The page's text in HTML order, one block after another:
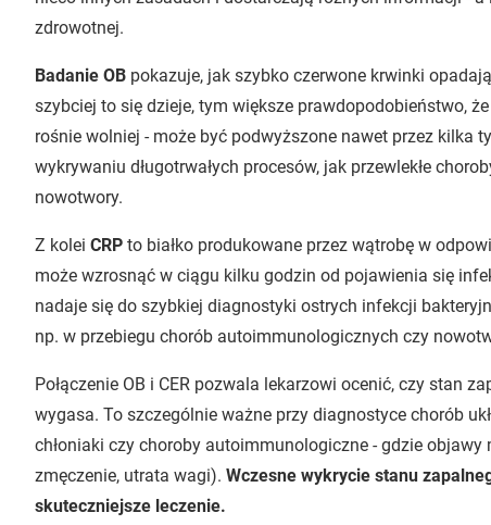
zdrowotnej.
Badanie OB pokazuje, jak szybko czerwone krwinki
szybciej to się dzieje, tym większe prawdopodobieństwo,
rośnie wolniej - może być podwyższone nawet przez kilka
wykrywaniu długotrwałych procesów, jak przewlekłe
nowotwory.
Z kolei CRP to białko produkowane przez wątrobę w
może wzrosnąć w ciągu kilku godzin od pojawienia się
nadaje się do szybkiej diagnostyki ostrych infekcji
np. w przebiegu chorób autoimmunologicznych czy
Połączenie OB i CER pozwala lekarzowi ocenić, czy stan
wygasa. To szczególnie ważne przy diagnostyce chorób
chłoniaki czy choroby autoimmunologiczne - gdzie
zmęczenie, utrata wagi). Wczesne wykrycie stanu
skuteczniejsze leczenie.